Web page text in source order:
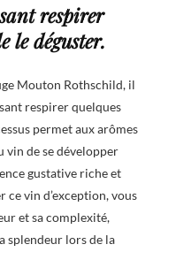
respirer
le déguster.
Mouton Rothschild, il
respirer quelques
permet aux arômes
vin de se développer
gustative riche et
ce vin d’exception, vous
et sa complexité,
splendeur lors de la